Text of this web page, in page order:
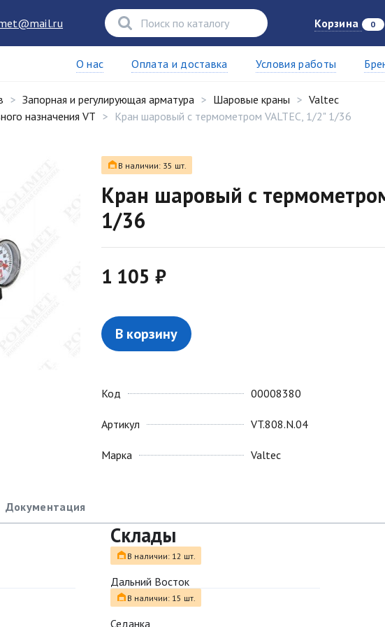
Корзина 0
О нас Оплата и доставка Условия работы
Запорная и регулирующая арматура Шаровые краны
Valtec
назначения VT
Кран шаровый с термометром VALTEC, 1/2" 1/36
В наличии: 35 шт.
Кран шаровый с
1/36
1 105 ₽
В корзину
Код
Артикул
Марка
00008380
VT.808.N.04
Valtec
Документация
Склады
В наличии: 12 шт.
Дальний Восток
В наличии: 15 шт.
Седанка